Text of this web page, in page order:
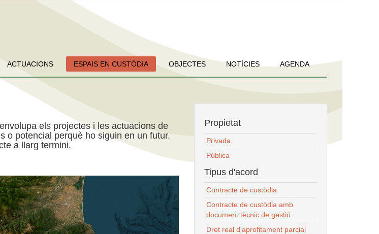
ACTUACIONS ESPAIS EN CUSTÒDIA OBJECTES NOTÍCIES AGENDA
els projectes i les actuacions de
o potencial perquè ho siguin en un futur.
a llarg termini.
Propietat
Privada
Pública
Tipus d'acord
Contracte de custòdia
Contracte de custòdia amb
document tècnic de gestió
Dret real d'aprofitament parcial